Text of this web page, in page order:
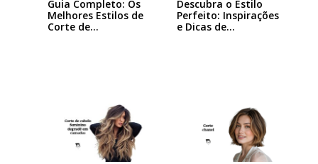
Guia Completo: Os
Melhores Estilos de
Corte de…
Descubra o Estilo
Perfeito: Inspirações
e Dicas de…